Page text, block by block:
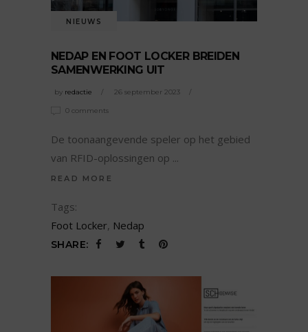
NIEUWS
NEDAP EN FOOT LOCKER BREIDEN
SAMENWERKING UIT
by redactie 26 september 2023
0 comments
De toonaangevende speler op het gebied
van RFID-oplossingen op
READ MORE
Tags:
Foot Locker, Nedap
SHARE: